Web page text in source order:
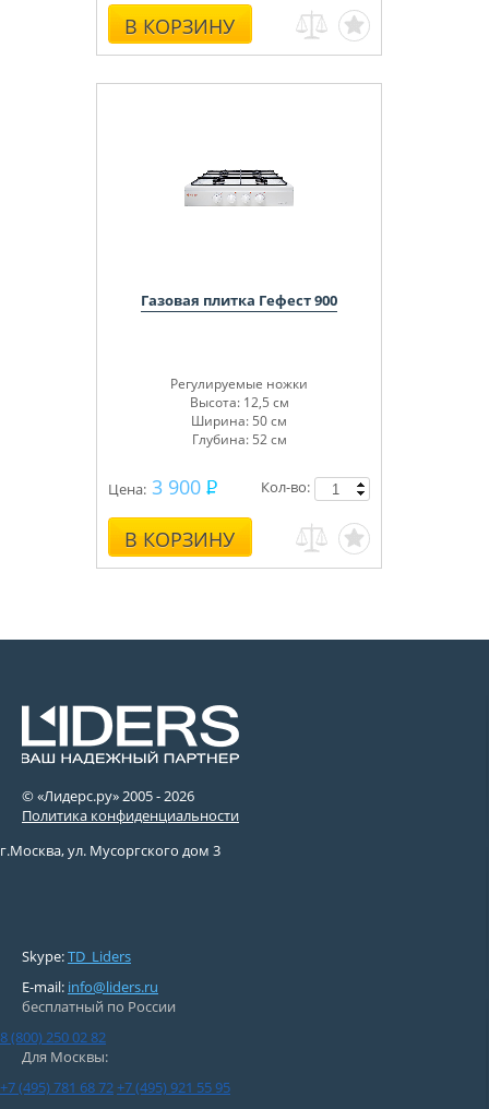
В КОРЗИНУ
Газовая плитка Гефест 900
Регулируемые ножки
Высота: 12,5 см
Ширина: 50 см
Глубина: 52 см
Цена: 3 900
В КОРЗИНУ
Кол-во:
© «Лидерс.ру» 2005 -2026
Политика конфиденциальности
г.Москва, ул. Мусоргского дом 3
Skype:TD_Liders
E-mail: info@liders.ru
бесплатный по России
8 (800) 250 02 82
Для Москвы:
+7 (495) 781 68 72+7 (495) 921 55 95